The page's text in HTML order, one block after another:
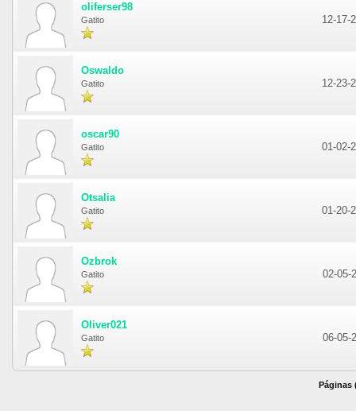
oliferser98
Gatito 12-17-
Oswaldo
Gatito 12-23-
oscar90
Gatito 01-02-
Otsalia
Gatito 01-20-
Ozbrok
Gatito 02-05-
Oliver021
Gatito 06-05-
Páginas